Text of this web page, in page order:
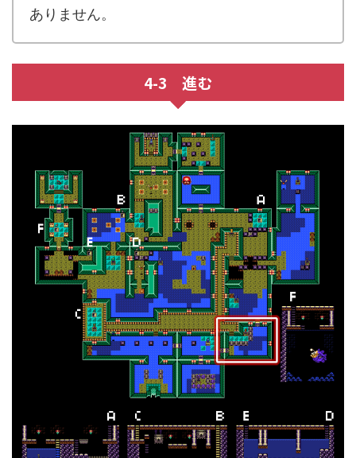
ありません。
4-3 進む